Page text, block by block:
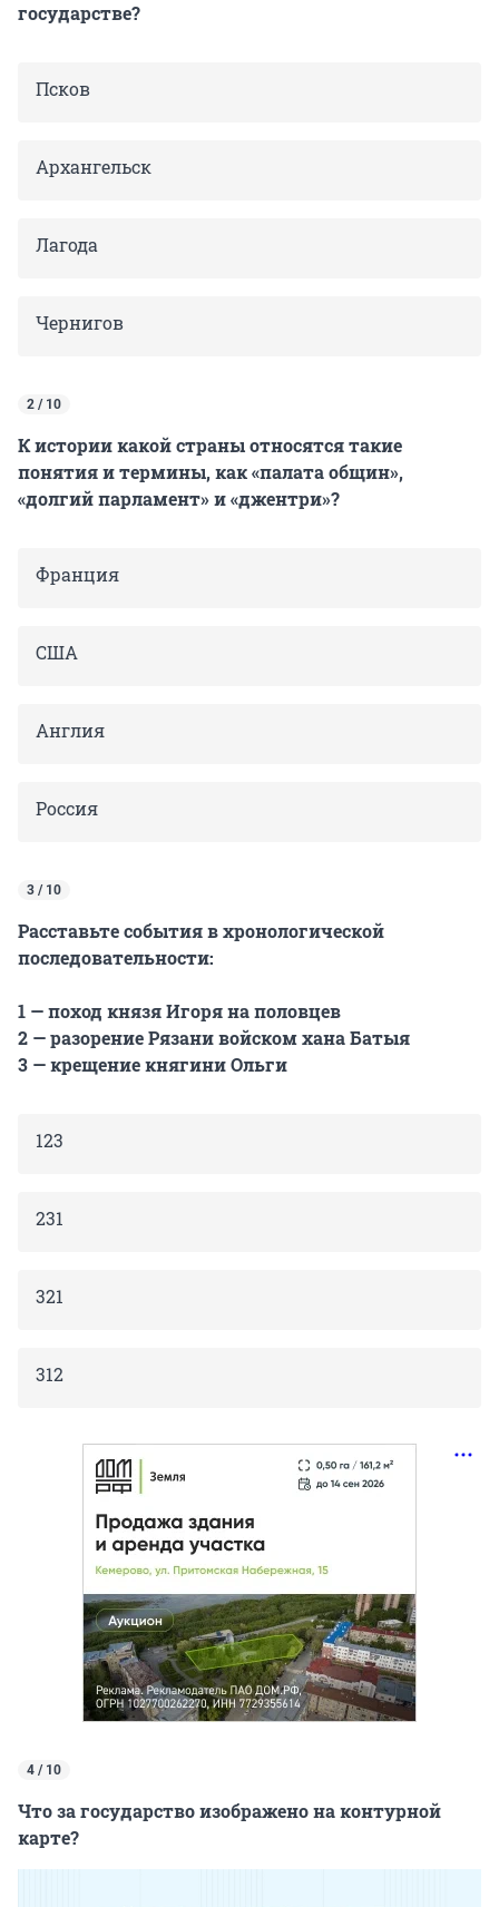
государстве?
Псков
Архангельск
Лагода
Чернигов
2 / 10
К истории какой страны относятся такие
понятия и термины, как «палата общин»,
«долгий парламент» и «джентри»?
Франция
США
Англия
Россия
3 / 10
Расставьте события в хронологической
последовательности:
1 — поход князя Игоря на половцев
2 — разорение Рязани войском хана Батыя
3 — крещение княгини Ольги
123
231
321
312
4 / 10
Что за государство изображено на контурной
карте?